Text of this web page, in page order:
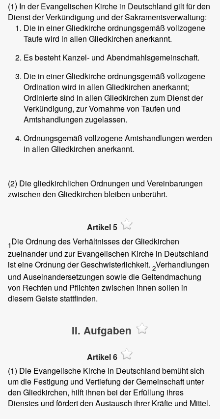
(1) In der Evangelischen Kirche in Deutschland gilt für den
Dienst der Verkündigung und der Sakramentsverwaltung:
Die in einer Gliedkirche ordnungsgemäß vollzogene
Taufe wird in allen Gliedkirchen anerkannt.
Es besteht Kanzel- und Abendmahlsgemeinschaft.
Die in einer Gliedkirche ordnungsgemäß vollzogene
Ordination wird in allen Gliedkirchen anerkannt;
Ordinierte sind in allen Gliedkirchen zum Dienst der
Verkündigung, zur Vornahme von Taufen und
Amtshandlungen zugelassen.
Ordnungsgemäß vollzogene Amtshandlungen werden
in allen Gliedkirchen anerkannt.
(2) Die gliedkirchlichen Ordnungen und Vereinbarungen
zwischen den Gliedkirchen bleiben unberührt.
Artikel 5
1Die Ordnung des Verhältnisses der Gliedkirchen
zueinander und zur Evangelischen Kirche in Deutschland
ist eine Ordnung der Geschwisterlichkeit. 2Verhandlungen
und Auseinandersetzungen sowie die Geltendmachung
von Rechten und Pflichten zwischen ihnen sollen in
diesem Geiste stattfinden.
II. Aufgaben
Artikel 6
(1) Die Evangelische Kirche in Deutschland bemüht sich
um die Festigung und Vertiefung der Gemeinschaft unter
den Gliedkirchen, hilft ihnen bei der Erfüllung ihres
Dienstes und fördert den Austausch ihrer Kräfte und Mittel.